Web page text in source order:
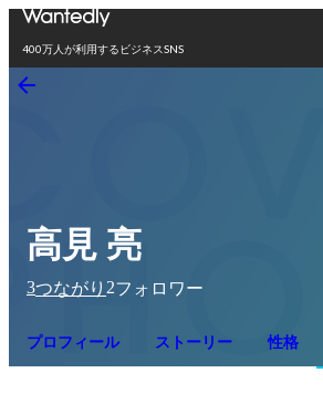
400万人が利用するビジネスSNS
高見 亮
3つながり 2フォロワー
プロフィール ストーリー 性格